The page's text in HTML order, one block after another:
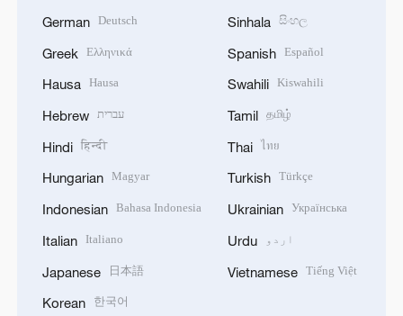
German Deutsch
Greek Ελληνικά
Hausa Hausa
Hebrew עברית
Hindi हिन्दी
Hungarian Magyar
Indonesian Bahasa Indonesia
Italian Italiano
Japanese 日本語
Korean 한국어
Sinhala සිංහල
Spanish Español
Swahili Kiswahili
Tamil தமிழ்
Thai ไทย
Turkish Türkçe
Ukrainian Українська
Urdu اردو
Vietnamese Tiếng Việt